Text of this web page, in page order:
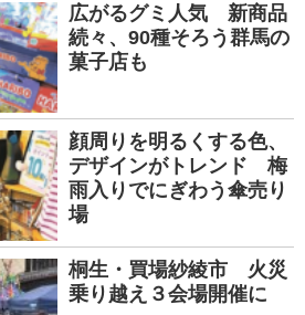
広がるグミ人気 新商品
続々、90種そろう群馬の
菓子店も
顔周りを明るくする色、
デザインがトレンド 梅
雨入りでにぎわう傘売り
場
桐生・買場紗綾市 火災
乗り越え３会場開催に